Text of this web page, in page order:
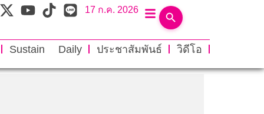
17 ก.ค. 2026
Sustain Daily ประชาสัมพันธ์ วิดีโอ